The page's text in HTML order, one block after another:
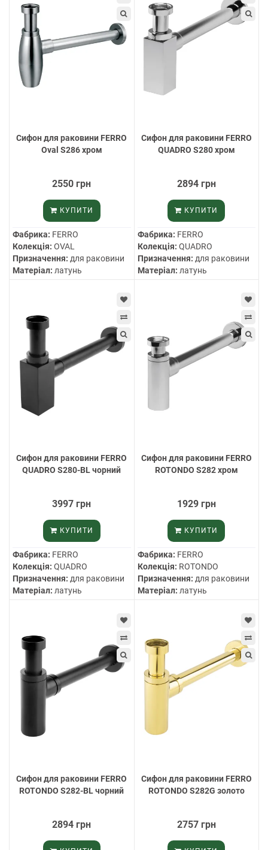
Cифон для раковини FERRO
Oval S286 хром
2550 грн
КУПИТИ
Фабрика: FERRO
Колекція: OVAL
Призначення: для раковини
Матеріал: латунь
Cифон для раковини FERRO
QUADRO S280 хром
2894 грн
КУПИТИ
Фабрика: FERRO
Колекція: QUADRO
Призначення: для раковини
Матеріал: латунь
Cифон для раковини FERRO
QUADRO S280-BL чорний
3997 грн
КУПИТИ
Фабрика: FERRO
Колекція: QUADRO
Призначення: для раковини
Матеріал: латунь
Cифон для раковини FERRO
ROTONDO S282 хром
1929 грн
КУПИТИ
Фабрика: FERRO
Колекція: ROTONDO
Призначення: для раковини
Матеріал: латунь
Cифон для раковини FERRO
ROTONDO S282-BL чорний
2894 грн
Cифон для раковини FERRO
ROTONDO S282G золото
2757 грн